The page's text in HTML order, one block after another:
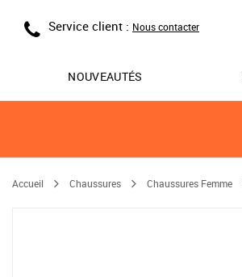
Service client : Nous contacter
NOUVEAUTÉS
Accueil Chaussures Chaussures Femme